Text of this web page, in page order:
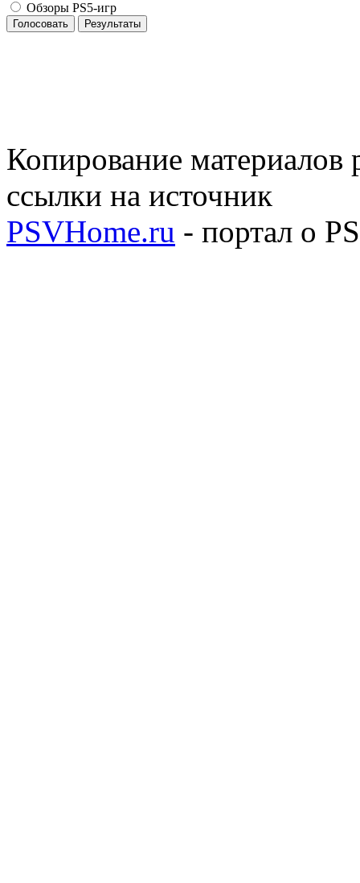
Обзоры PS5-игр
Голосовать Результаты
Копирование материалов
ссылки на источник
PSVHome.ru - портал о